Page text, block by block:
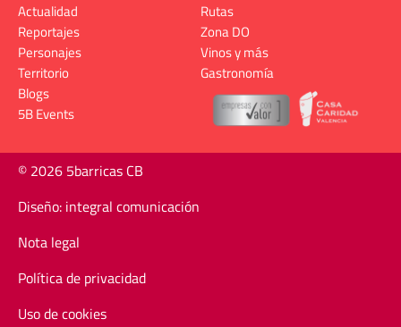
Actualidad
Reportajes
Personajes
Territorio
Rutas
Zona DO
Vinos y más
Gastronomía
Blogs
5B Events
© 2026 5barricas CB
Diseño: integral comunicación
Nota legal
Política de privacidad
Uso de cookies